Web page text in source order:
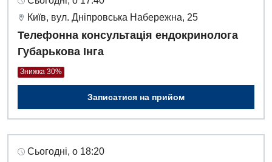
Київ, вул. Дніпровська Набережна, 25
Телефонна консультація ендокринолога
Губарькова Інга
Знижка 30%
Записатися на прийом
Сьогодні, о 18:20